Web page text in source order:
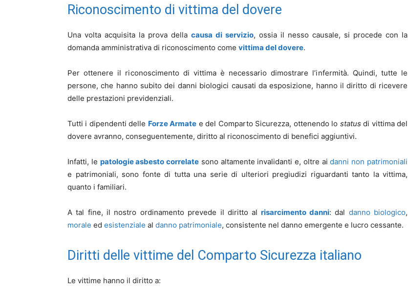
Riconoscimento di vittima del dovere
Una volta acquisita la prova della causa di servizio, ossia il nesso causale, si procede con la
domanda amministrativa di riconoscimento come vittima del dovere.
Per ottenere il riconoscimento di vittima è necessario dimostrare l’infermità. Quindi, tutte le
persone, che hanno subito dei danni biologici causati da esposizione, hanno il diritto di ricevere
delle prestazioni previdenziali.
Tutti i dipendenti delle Forze Armate e del Comparto Sicurezza, ottenendo lo status di vittima del
dovere avranno, conseguentemente, diritto al riconoscimento di benefici aggiuntivi.
Infatti, le patologie asbesto correlate sono altamente invalidanti e, oltre aidanni non patrimoniali
e patrimoniali, sono fonte di tutta una serie di ulteriori pregiudizi riguardanti tanto la vittima,
quanto i familiari.
A tal fine, il nostro ordinamento prevede il diritto al risarcimento danni: dal danno biologico,
morale ed esistenziale al danno patrimoniale, consistente nel danno emergente e lucro cessante.
Diritti delle vittime del Comparto Sicurezza italiano
Le vittime hanno il diritto a: